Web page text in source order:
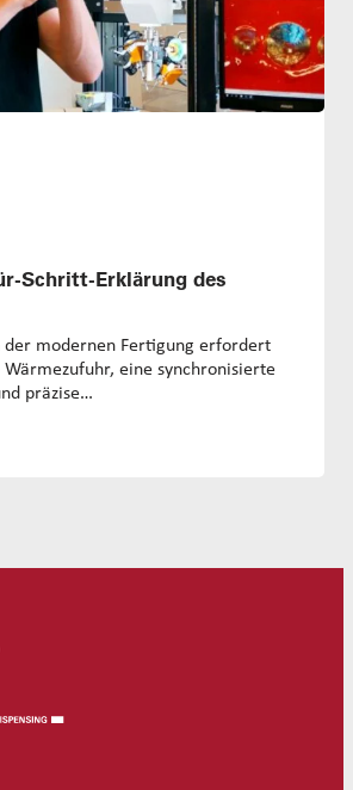
Schritt-Erklärung des
der modernen Fertigung erfordert
eine synchronisierte
präzise…